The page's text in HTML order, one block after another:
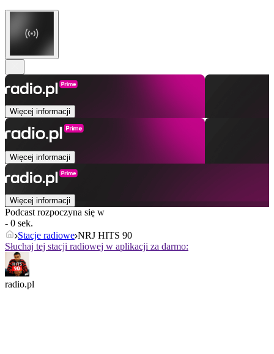
Więcej informacji
Więcej informacji
Więcej informacji
Podcast rozpoczyna się w
- 0 sek.
Stacje radiowe NRJ HITS 90
Słuchaj tej stacji radiowej w aplikacji za darmo:
radio.pl